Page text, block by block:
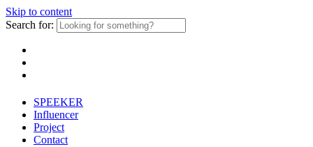
Skip to content
Search for:
SPEEKER
Influencer
Project
Contact